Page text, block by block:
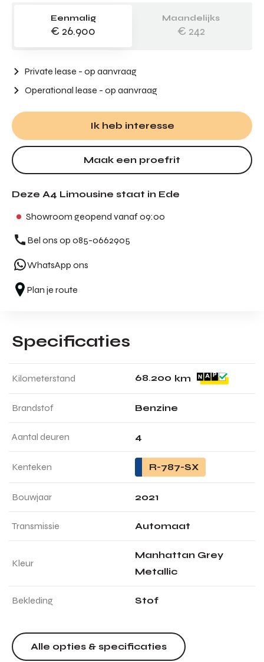
Eenmalig
€ 26.900
Maandelijks
€ 242
Private lease - op aanvraag
Operational lease - op aanvraag
Ik heb interesse
Maak een proefrit
Deze A4 Limousine staat in Ede
Showroom geopend vanaf 09:00
Bel ons op 085-0662905
WhatsApp ons
Plan je route
Specificaties
Kilometerstand 68.200 km
Brandstof Benzine
Aantal deuren 4
Kenteken R-787-SX
Bouwjaar 2021
Transmissie Automaat
Kleur
Manhattan Grey
Metallic
Bekleding Stof
Alle opties & specificaties